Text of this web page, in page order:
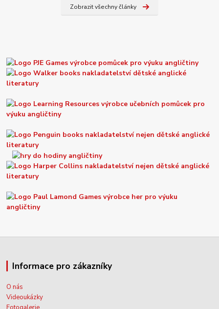
Zobrazit všechny články
Informace pro zákazníky
O nás
Videoukázky